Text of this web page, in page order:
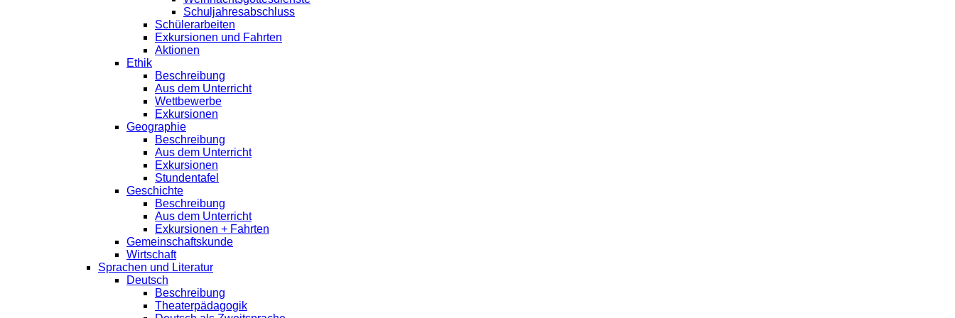
Schuljahresabschluss
Schülerarbeiten
Exkursionen und Fahrten
Aktionen
Ethik
Beschreibung
Aus dem Unterricht
Wettbewerbe
Exkursionen
Geographie
Beschreibung
Aus dem Unterricht
Exkursionen
Stundentafel
Geschichte
Beschreibung
Aus dem Unterricht
Exkursionen + Fahrten
Gemeinschaftskunde
Wirtschaft
Sprachen und Literatur
Deutsch
Beschreibung
Theaterpädagogik